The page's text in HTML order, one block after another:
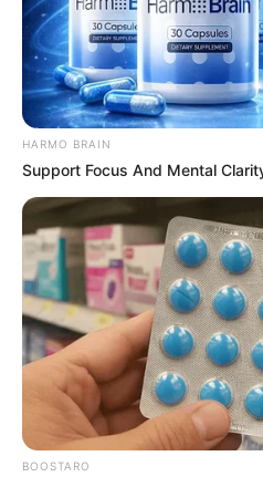
DOCTOR KALEO (4)
Malgré des ennuis de santé,
reste redoutable. Deuxième
décembre et performant à
placé pour jouer les
HARMO BRAIN
Support Focus And Mental
BOOSTARO